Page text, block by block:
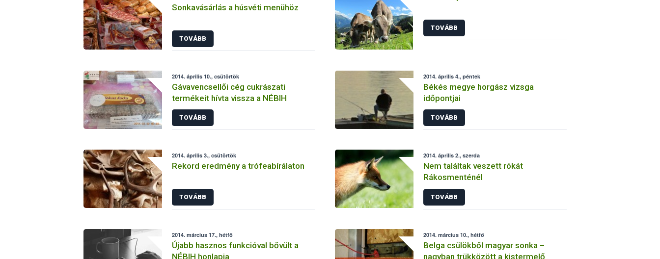
Sonkavásárlás a húsvéti menühöz
TOVÁBB
TOVÁBB
2014. április 10., csütörtök
Gávavencsellői cég cukrászati
termékeit hívta vissza a NÉBIH
TOVÁBB
2014. április 4., péntek
Békés megye horgász vizsga
időpontjai
TOVÁBB
2014. április 3., csütörtök
Rekord eredmény a trófeabírálaton
TOVÁBB
2014. április 2., szerda
Nem találtak veszett rókát
Rákosmenténél
TOVÁBB
2014. március 17., hétfő
Újabb hasznos funkcióval bővült a
NÉBIH honlapja
2014. március 10., hétfő
Belga csülökből magyar sonka –
nagyban trükközött a kistermelő